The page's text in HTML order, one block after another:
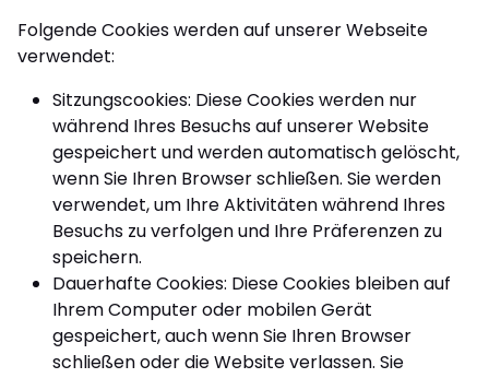
Folgende Cookies werden auf unserer Webseite
verwendet:
Sitzungscookies: Diese Cookies werden nur
während Ihres Besuchs auf unserer Website
gespeichert und werden automatisch gelöscht,
wenn Sie Ihren Browser schließen. Sie werden
verwendet, um Ihre Aktivitäten während Ihres
Besuchs zu verfolgen und Ihre Präferenzen zu
speichern.
Dauerhafte Cookies: Diese Cookies bleiben auf
Ihrem Computer oder mobilen Gerät
gespeichert, auch wenn Sie Ihren Browser
schließen oder die Website verlassen. Sie